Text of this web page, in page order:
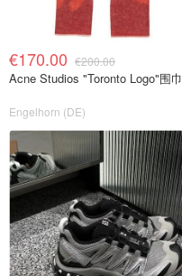
€170.00 €200.00
Acne Studios "Toronto Logo"围巾
Engelhorn (DE)